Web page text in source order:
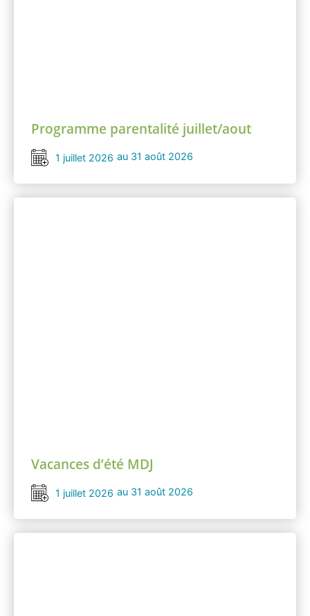
Programme parentalité juillet/aout
1 juillet 2026 au 31 août 2026
Vacances d’été MDJ
1 juillet 2026 au 31 août 2026